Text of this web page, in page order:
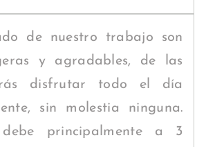
de nuestro trabajo son
y agradables, de las
disfrutar todo el día
sin molestia ninguna.
principalmente a 3